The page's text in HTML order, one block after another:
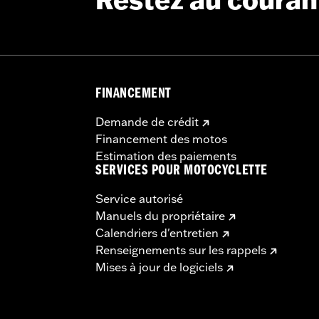
FINANCEMENT
Demande de crédit
Financement des motos
Estimation des paiements
SERVICES POUR MOTOCYCLETTE
Service autorisé
Manuels du propriétaire
Calendriers d'entretien
Renseignements sur les rappels
Mises à jour de logiciels